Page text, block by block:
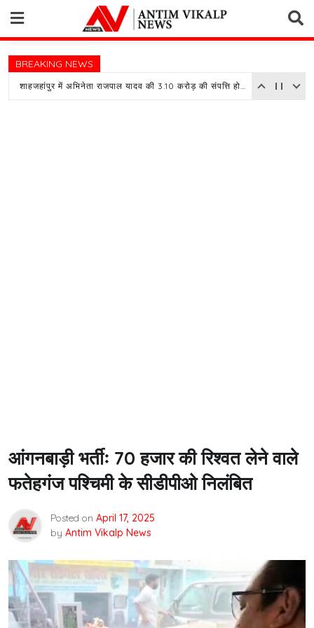
content
BREAKING NEWS
शाहजहांपुर में अभिनेता राजपाल यादव की 3.10 करोड़ की संपत्ति होगी नीलाम, बैंक ने चस्पा किया नोटिस
आंगनबाड़ी भर्तीः 70 हजार की रिश्वत लेने वाले
फतेहगंज पश्चिमी के सीडीपीओ निलंबित
Posted on April 17, 2025
by Antim Vikalp News